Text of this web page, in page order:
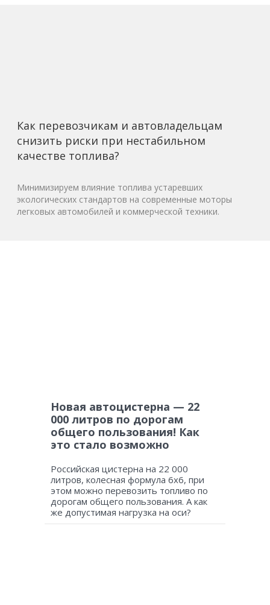
Как перевозчикам и автовладельцам
снизить риски при нестабильном
качестве топлива?
Минимизируем влияние топлива устаревших
экологических стандартов на современные моторы
легковых автомобилей и коммерческой техники.
Новая автоцистерна — 22
000 литров по дорогам
общего пользования! Как
это стало возможно
Российская цистерна на 22 000
литров, колесная формула 6х6, при
этом можно перевозить топливо по
дорогам общего пользования. А как
же допустимая нагрузка на оси?